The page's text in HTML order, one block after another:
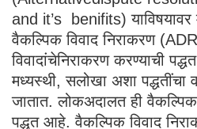
and it’s benifits) याविषयावर
वैकल्पिक विवाद निराकरण
विवादांचेनिराकरण करण्याची
मध्यस्थी, सलोखा अशा पद्धतींचा
जातात. लोकअदालत ही वैकल्पिक
पद्धत आहे. वैकल्पिक विवाद